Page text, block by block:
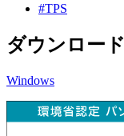
#TPS
ダウンロード
Windows